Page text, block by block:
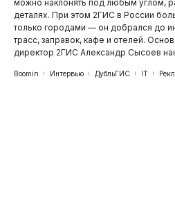
можно наклонять под любым углом,
деталях. При этом 2ГИС в России
только городами — он добрался до
трасс, заправок, кафе и отелей.
директор 2ГИС Александр Сысоев
Boomin Интервью ДубльГИС IT